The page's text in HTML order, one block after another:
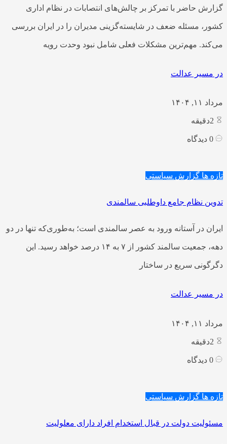
گزارش حاضر با تمرکز بر چالش‌های انتصابات در نظام اداری
کشور، مسئله ضعف در شایسته‌گزینی مدیران را در ایران بررسی
می‌کند. مهم‌ترین مشکلات فعلی شامل نبود وحدت رویه
در مسیر عدالت
مرداد ۱۱, ۱۴۰۴
دقیقه
دیدگاه
تازه ها گزارش سیاستی
تدوین نظام جامع داوطلبی سالمندی
ایران در آستانه ورود به عصر سالمندی است؛ به‌طوری‌که تنها در دو
دهه، جمعیت سالمند کشور از ۷ به ۱۴ درصد خواهد رسید. این
دگرگونی سریع در ساختار
در مسیر عدالت
مرداد ۱۱, ۱۴۰۴
دقیقه
دیدگاه
تازه ها گزارش سیاستی
مسئولیت دولت در قبال استخدام افراد دارای معلولیت